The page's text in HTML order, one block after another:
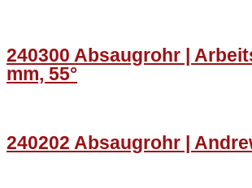
240300 Absaugrohr |
mm, 55°
240202 Absaugrohr |